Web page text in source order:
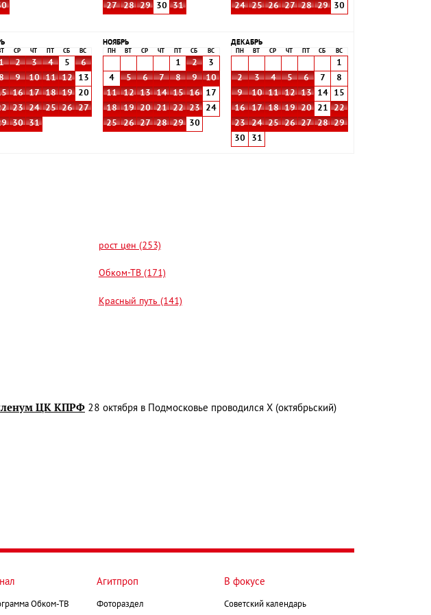
27
28 29 30 31
24
25 26 27 28 29 30
СР ЧТ СБ ВС
2 3 4 5
6
9 10 11 12
13
16 17 18 19
20
23 24 25 26
27
30 31
НОЯБРЬ
ПН ВТ СР ЧТ СБ ВС
1 2
3
4
5 6 7 8 9
10
11
12 13 14 15 16
17
18
19 20 21 22 23
24
25
26 27 28 29 30
ДЕКАБРЬ
ПН ВТ СР ЧТ СБ ВС
1
2
3 4 5 6 7
8
9
10 11 12 13 14
15
16
17 18 19 20 21
22
23
24 25 26 27 28
29
30
31
рост цен (253)
Обком-ТВ (171)
Красный путь (141)
ЦК КПРФ 28 октября в Подмосковье проводился X (октябрьский)
Обком-ТВ
Агитпроп
Фотораздел
В фокусе
Советский календарь